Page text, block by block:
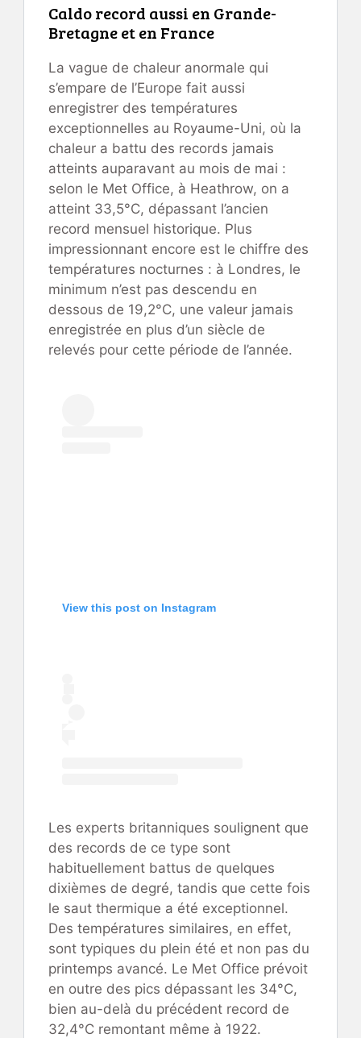
Caldo record aussi en Grande-
Bretagne et en France
La vague de chaleur anormale qui
s’empare de l’Europe fait aussi
enregistrer des températures
exceptionnelles au Royaume-Uni, où la
chaleur a battu des records jamais
atteints auparavant au mois de mai :
selon le Met Office, à Heathrow, on a
atteint 33,5°C, dépassant l’ancien
record mensuel historique. Plus
impressionnant encore est le chiffre des
températures nocturnes : à Londres, le
minimum n’est pas descendu en
dessous de 19,2°C, une valeur jamais
enregistrée en plus d’un siècle de
relevés pour cette période de l’année.
View this post on Instagram
Les experts britanniques soulignent que
des records de ce type sont
habituellement battus de quelques
dixièmes de degré, tandis que cette fois
le saut thermique a été exceptionnel.
Des températures similaires, en effet,
sont typiques du plein été et non pas du
printemps avancé. Le Met Office prévoit
en outre des pics dépassant les 34°C,
bien au-delà du précédent record de
32,4°C remontant même à 1922.